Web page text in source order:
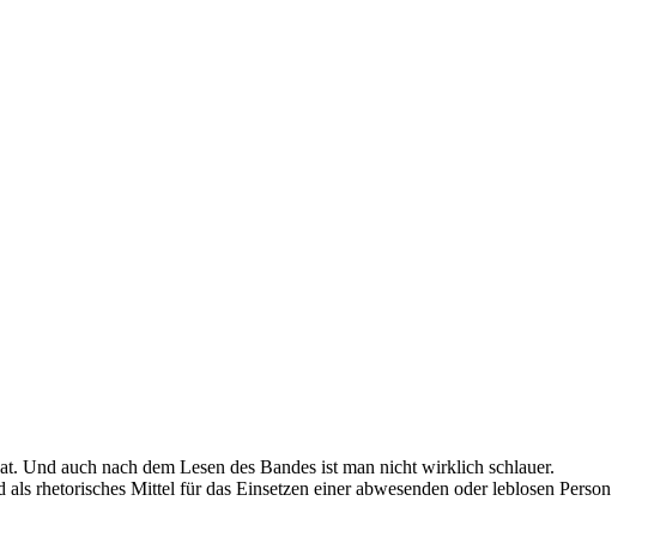
Und auch nach dem Lesen des Bandes ist man nicht wirklich schlauer.
rhetorisches Mittel für das Einsetzen einer abwesenden oder leblosen Person